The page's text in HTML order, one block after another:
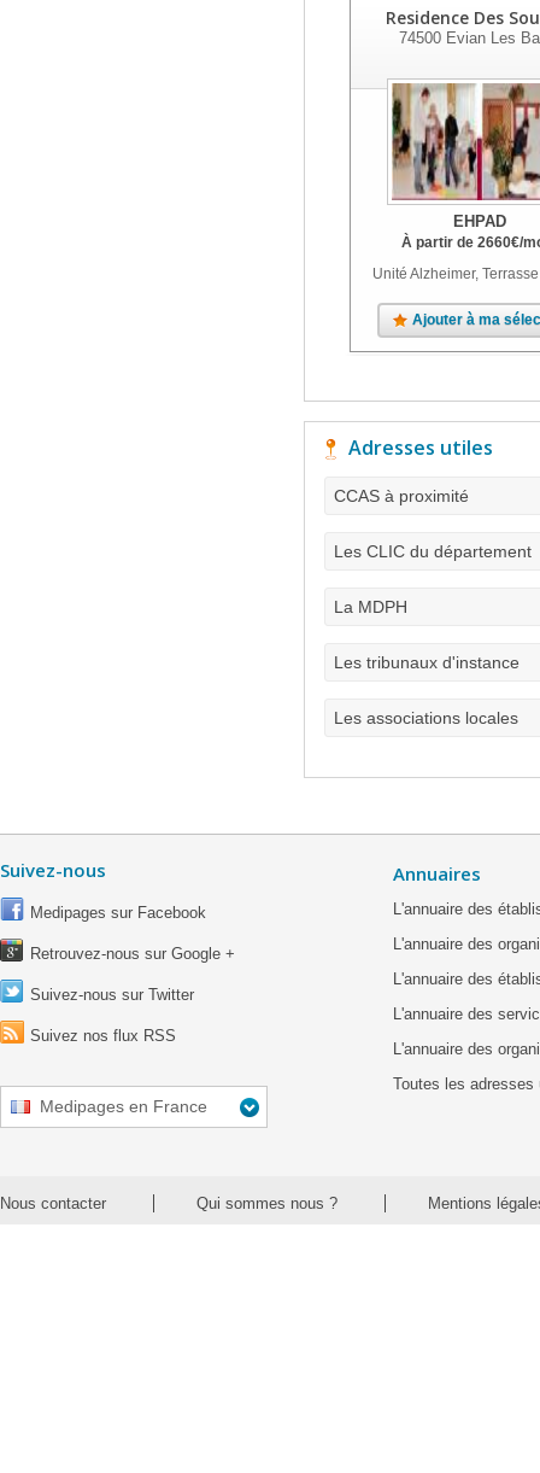
Residence Des
74500Evian Les
EHPAD
À partir de 2660€/
Unité Alzheimer,
Ajouter à ma
Adresses utiles
CCAS à proximité
Les CLIC du département
La MDPH
Les tribunaux d'instance
Les associations locales
Suivez-nous
Medipages sur Facebook
Retrouvez-nous sur Google +
Suivez-nous sur Twitter
Suivez nos flux RSS
Medipages en France
Annuaires
L'annuaire des
L'annuaire des
L'annuaire des
L'annuaire des
L'annuaire des
Toutes les adresses
Nous contacter Qui sommes nous ? Mentions